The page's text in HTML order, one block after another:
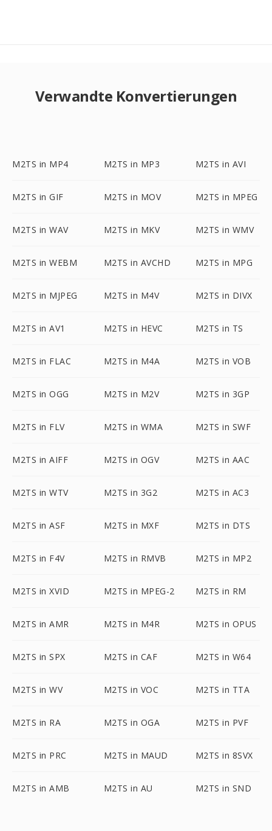
Verwandte Konvertierungen
M2TS in MP4 M2TS in MP3 M2TS in AVI
M2TS in GIF M2TS in MOV M2TS in MPEG
M2TS in WAV M2TS in MKV M2TS in WMV
M2TS in WEBM M2TS in AVCHD M2TS in MPG
M2TS in MJPEG M2TS in M4V M2TS in DIVX
M2TS in AV1 M2TS in HEVC M2TS in TS
M2TS in FLAC M2TS in M4A M2TS in VOB
M2TS in OGG M2TS in M2V M2TS in 3GP
M2TS in FLV M2TS in WMA M2TS in SWF
M2TS in AIFF M2TS in OGV M2TS in AAC
M2TS in WTV M2TS in 3G2 M2TS in AC3
M2TS in ASF M2TS in MXF M2TS in DTS
M2TS in F4V M2TS in RMVB M2TS in MP2
M2TS in XVID M2TS in MPEG-2 M2TS in RM
M2TS in AMR M2TS in M4R M2TS in OPUS
M2TS in SPX M2TS in CAF M2TS in W64
M2TS in WV M2TS in VOC M2TS in TTA
M2TS in RA M2TS in OGA M2TS in PVF
M2TS in PRC M2TS in MAUD M2TS in 8SVX
M2TS in AMB M2TS in AU M2TS in SND